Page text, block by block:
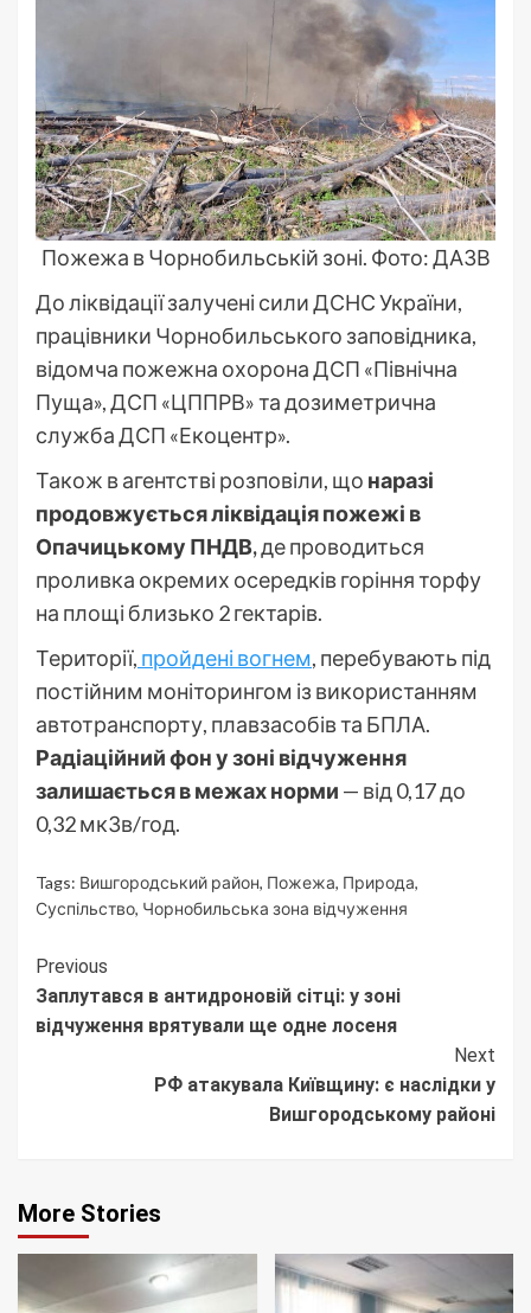
Пожежа в Чорнобильській зоні. Фото: ДАЗВ
До ліквідації залучені сили ДСНС України,
працівники Чорнобильського заповідника,
відомча пожежна охорона ДСП «Північна
Пуща», ДСП «ЦППРВ» та дозиметрична
служба ДСП «Екоцентр».
Також в агентстві розповіли, що наразі
продовжується ліквідація пожежі в
Опачицькому ПНДВ,де проводиться
проливка окремих осередків горіння торфу
на площі близько 2 гектарів.
Території, пройдені вогнем, перебувають під
постійним моніторингом із використанням
автотранспорту, плавзасобів та БПЛА.
Радіаційний фон у зоні відчуження
залишається в межах норми — від 0,17 до
0,32 мкЗв/год.
Tags: Вишгородський район, Пожежа, Природа,
Суспільство, Чорнобильська зона відчуження
Continue
Reading
Previous
Заплутався в антидроновій сітці: у зоні
відчуження врятували ще одне лосеня
Next
РФ атакувала Київщину: є наслідки у
Вишгородському районі
More Stories